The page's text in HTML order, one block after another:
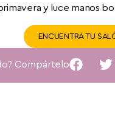
y luce manos
ENCUENTRA TU
Compártelo